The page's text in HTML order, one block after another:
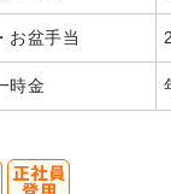
お盆手当
時金